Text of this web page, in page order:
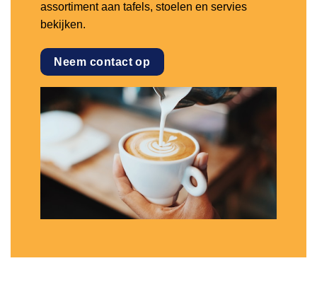
assortiment aan tafels, stoelen en servies
bekijken.
Neem contact op